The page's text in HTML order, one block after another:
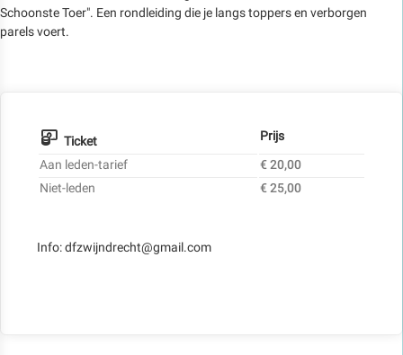
Schoonste Toer". Een rondleiding die je langs toppers en verborgen
parels voert.
Ticket
Prijs
Aan leden-tarief
€ 20,00
Niet-leden
€ 25,00
Info: dfzwijndrecht@gmail.com